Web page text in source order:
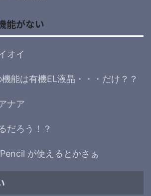
能がない
オイ
能は有機EL液晶・・・だけ？？
ナア
だろう！？
が使えるとかさぁ